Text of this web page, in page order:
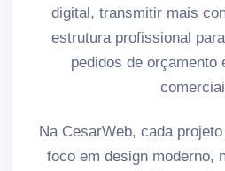
digital, transmitir mais
estrutura profissional
pedidos de orçamento
Na CesarWeb, cada
foco em design moderno,